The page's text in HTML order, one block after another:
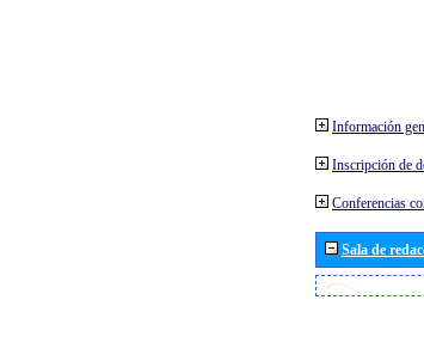
Información
Inscripción de
Conferencias
Sala de